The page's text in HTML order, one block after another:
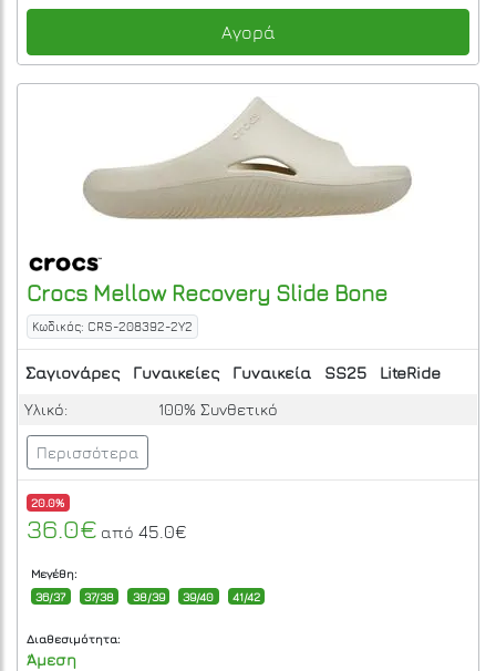
Αγορά
Crocs Mellow Recovery Slide Bone
Κωδικός: CRS-208392-2Y2
Σαγιονάρες Γυναικείες Γυναικεία SS25
LiteRide
Υλικό:
100% Συνθετικό
Περισσότερα
20.0%
36.0€ από 45.0€
Μεγέθη:
36/37
37/38 38/39 39/40 41/42
Διαθεσιμότητα:
Άμεση